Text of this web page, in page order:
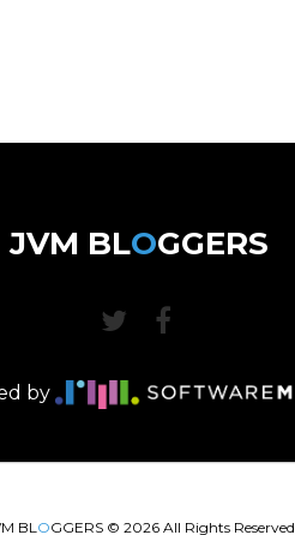
JVM BLOGGERS
by
BLOGGERS © 2026All Rights Reserved